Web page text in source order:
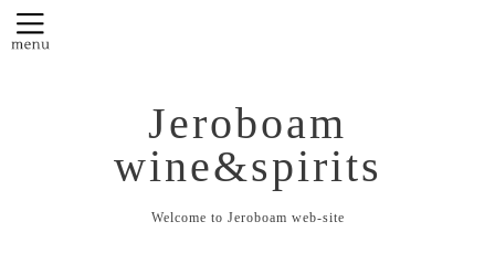
Jeroboam
wine&spirits
Welcome to Jeroboam web-site